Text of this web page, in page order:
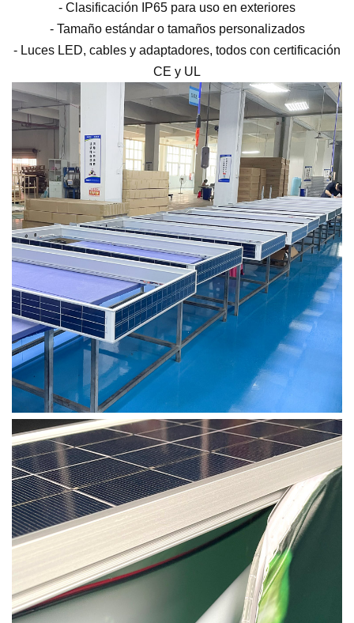
- Clasificación IP65 para uso en exteriores
- Tamaño estándar o tamaños personalizados
- Luces LED, cables y adaptadores, todos con certificación
CE y UL